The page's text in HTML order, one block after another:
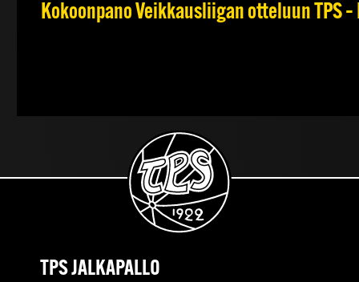
Kokoonpano Veikkausliigan otteluun TPS
TPS JALKAPALLO